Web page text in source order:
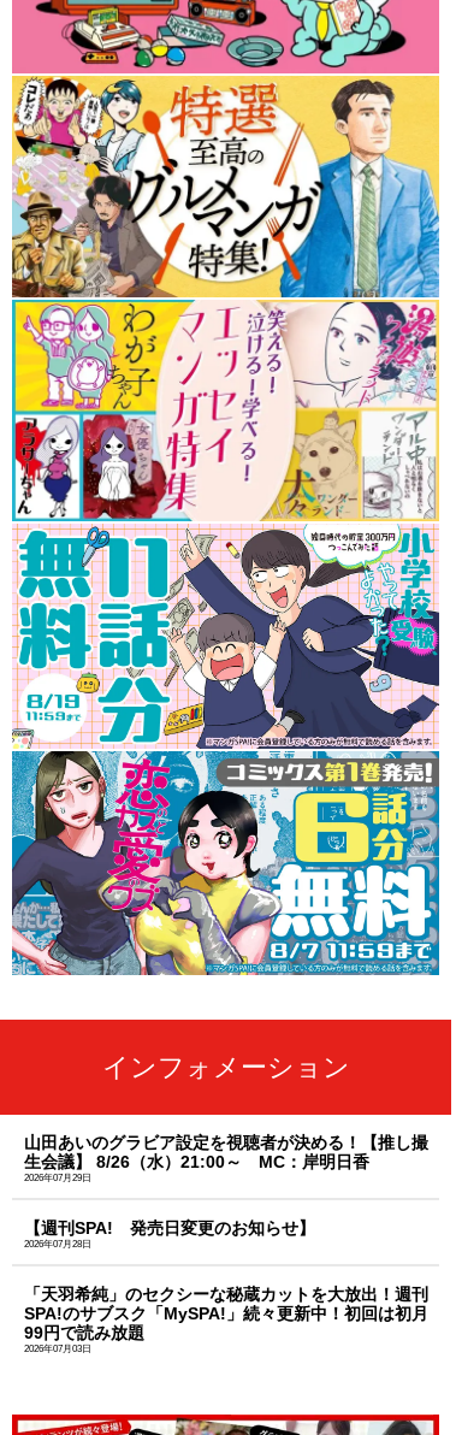
インフォメーション
山田あいのグラビア設定を視聴者が決める！【推し撮
生会議】 8/26（水）21:00～ MC：岸明日香
2026年07月29日
【週刊SPA! 発売日変更のお知らせ】
2026年07月28日
「天羽希純」のセクシーな秘蔵カットを大放出！週刊
SPA!のサブスク「MySPA!」続々更新中！初回は初月
99円で読み放題
2026年07月03日